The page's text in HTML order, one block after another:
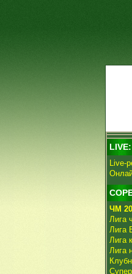
LIVE:
Live-
ЧМ
Лига
Лига
Лига
Лига